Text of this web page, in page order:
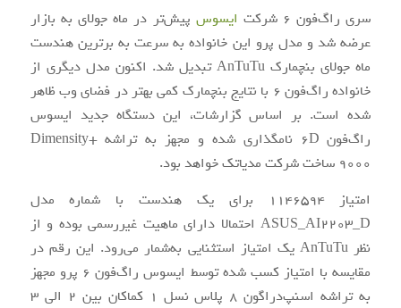
سری راگ‌فون 6 شرکت ایسوس پیش‌تر در ماه جولای به بازار
عرضه شد و مدل پرو این خانواده به سرعت به برترین هندست
ماه جولای بنچمارک AnTuTu تبدیل شد. اکنون مدل دیگری از
خانواده راگ‌فون 6 با نتایج بنچمارک کمی بهتر در فضای وب ظاهر
شده است. بر اساس گزارشات، این دستگاه جدید ایسوس
راگ‌فون 6D نامگذاری شده و مجهز به تراشه +Dimensity
9000 ساخت شرکت مدیاتک خواهد بود.
امتیاز 1146594 برای یک هندست با شماره مدل
ASUS_AI2203_D احتمالا دارای ماهیت غیررسمی بوده و از
نظر AnTuTu یک امتیاز استثنایی به‌شمار می‌رود. این رقم در
مقایسه با امتیاز کسب شده توسط ایسوس راگ‌فون 6 پرو مجهز
به تراشه اسنپ‌دراگون 8 پلاس نسل 1 کماکان بین 2 الی 3